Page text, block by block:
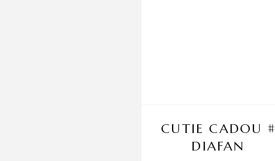
CUTIE CADOU #
DIAFAN